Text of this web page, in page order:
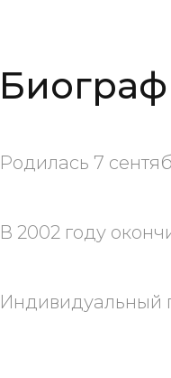
Родилась 7
В 2002 году
Индивидуальный